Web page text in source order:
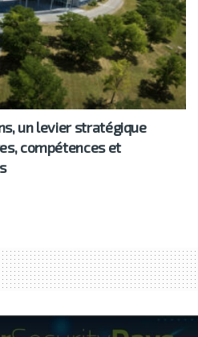
un levier stratégique
compétences et